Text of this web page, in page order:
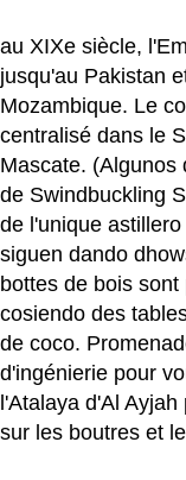
au XIXe siècle,
jusqu'au Pakistan
Mozambique. Le
centralisé dans le
Mascate. (Algunos
de Swindbuckling
de l'unique
siguen dando
bottes de bois
cosiendo des
de coco.
d'ingénierie pour
l'Atalaya d'Al
sur les boutres et